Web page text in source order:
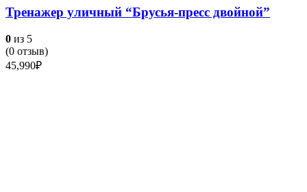
Тренажер уличный “Брусья-пресс двойной”
0 из 5
(0 отзыв)
45,990₽